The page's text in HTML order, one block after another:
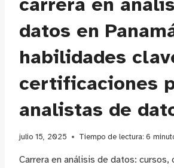
carrera en
datos en
habilidades
certificaciones
analistas de
julio 15, 2025 Tiempo de lectura: 6
Carrera en análisis de datos: